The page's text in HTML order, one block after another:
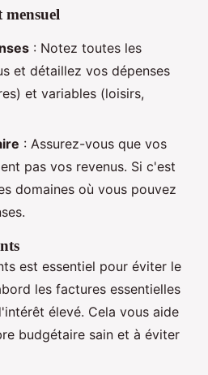
: Notez toutes les
et détaillez vos dépenses
et variables (loisirs,
: Assurez-vous que vos
pas vos revenus. Si c'est
domaines où vous pouvez
est essentiel pour éviter le
les factures essentielles
élevé. Cela vous aide
budgétaire sain et à éviter